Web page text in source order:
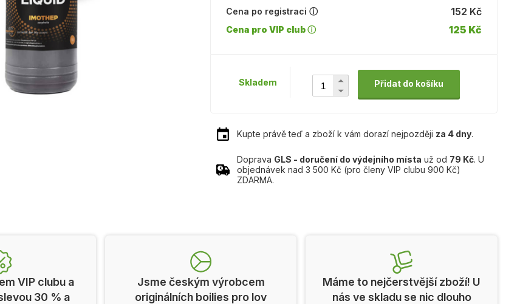
Cena po registraci ⓘ
152 Kč
Cena pro VIP club ⓘ 125 Kč
Skladem Přidat do košíku
Kupte právě teď a zboží k vám dorazí nejpozději za 4 dny.
Doprava GLS - doručení do výdejního místa už od 79 Kč. U
objednávek nad 3 500 Kč (pro členy VIP clubu 900 Kč)
ZDARMA.
VIP clubu a
30 % a
Jsme českým výrobcem
originálních boilies pro lov
Máme to nejčerstvější zboží! U
nás ve skladu se nic dlouho